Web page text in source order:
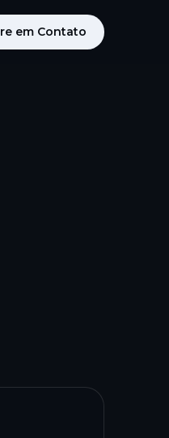
em Contato